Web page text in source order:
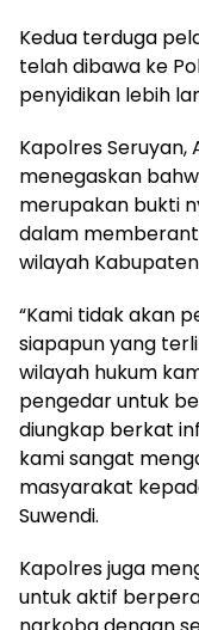
Kedua terduga
telah dibawa ke
penyidikan lebih
Kapolres Seruyan,
menegaskan
merupakan bukti
dalam
wilayah
“Kami tidak akan
siapapun yang
wilayah hukum
pengedar untuk
diungkap berkat
kami sangat
masyarakat
Suwendi.
Kapolres juga
untuk aktif